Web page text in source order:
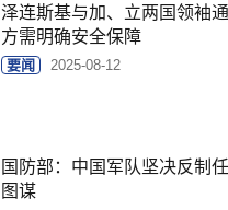
泽连斯基与加、立两国领袖
方需明确安全保障
要闻 2025-08-12
国防部：中国军队坚决反制
图谋